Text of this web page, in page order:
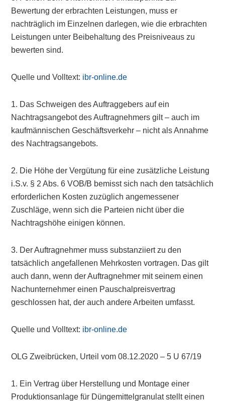
Bewertung der erbrachten Leistungen, muss er
nachträglich im Einzelnen darlegen, wie die erbrachten
Leistungen unter Beibehaltung des Preisniveaus zu
bewerten sind.
Quelle und Volltext: ibr-online.de
1. Das Schweigen des Auftraggebers auf ein
Nachtragsangebot des Auftragnehmers gilt – auch im
kaufmännischen Geschäftsverkehr – nicht als Annahme
des Nachtragsangebots.
2. Die Höhe der Vergütung für eine zusätzliche Leistung
i.S.v. § 2 Abs. 6 VOB/B bemisst sich nach den tatsächlich
erforderlichen Kosten zuzüglich angemessener
Zuschläge, wenn sich die Parteien nicht über die
Nachtragshöhe einigen können.
3. Der Auftragnehmer muss substanziiert zu den
tatsächlich angefallenen Mehrkosten vortragen. Das gilt
auch dann, wenn der Auftragnehmer mit seinem einen
Nachunternehmer einen Pauschalpreisvertrag
geschlossen hat, der auch andere Arbeiten umfasst.
Quelle und Volltext: ibr-online.de
OLG Zweibrücken, Urteil vom 08.12.2020 – 5 U 67/19
1. Ein Vertrag über Herstellung und Montage einer
Produktionsanlage für Düngemittelgranulat stellt einen